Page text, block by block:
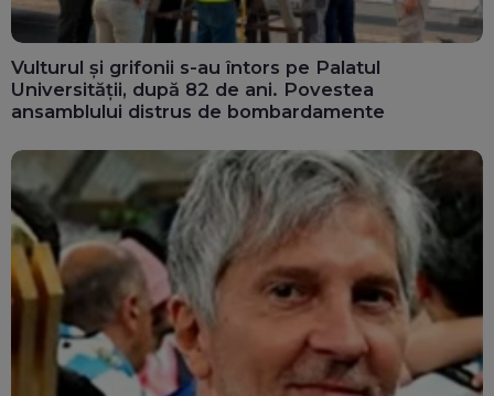
Vulturul și grifonii s-au întors pe Palatul
Universității, după 82 de ani. Povestea
ansamblului distrus de bombardamente